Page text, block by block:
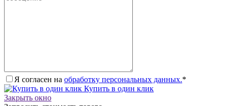
Я согласен на обработку персональных данных.*
Купить в один клик
Закрыть окно